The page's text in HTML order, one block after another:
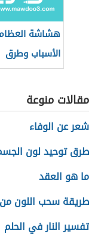
هشاشة
الأسباب وطرق
الوقاية
مقالات منوعة
شعر عن الوفاء
طرق توحيد لون
ما هو العقد
طريقة سحب اللون
تفسير النار في الحلم